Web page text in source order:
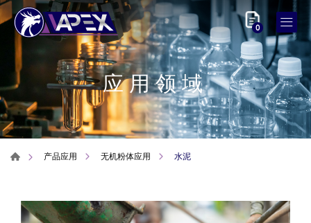
0
应用领域
产品应用 无机粉体应用 水泥